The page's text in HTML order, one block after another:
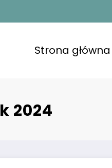
dom to spokojna
Strona główna
2024